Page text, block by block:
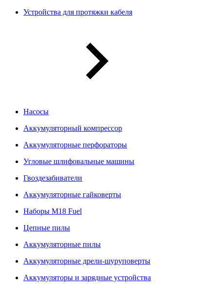
Устройства для протяжки кабеля
Насосы
Аккумуляторный компрессор
Аккумуляторные перфораторы
Угловые шлифовальные машины
Гвоздезабиватели
Аккумуляторные гайковерты
Наборы M18 Fuel
Цепные пилы
Аккумуляторные пилы
Аккумуляторные дрели-шуруповерты
Аккумуляторы и зарядные устройства